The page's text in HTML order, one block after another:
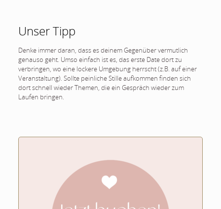
Unser Tipp
Denke immer daran, dass es deinem Gegenüber vermutlich
genauso geht. Umso einfach ist es, das erste Date dort zu
verbringen, wo eine lockere Umgebung herrscht (z.B. auf einer
Veranstaltung). Sollte peinliche Stille aufkommen finden sich
dort schnell wieder Themen, die ein Gespräch wieder zum
Laufen bringen.